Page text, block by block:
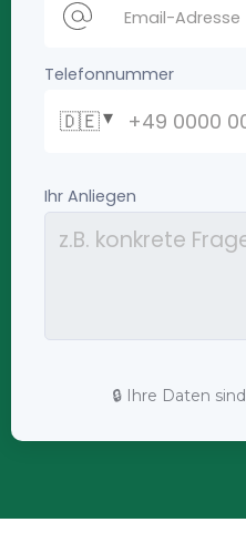
🔒 Ihre Daten